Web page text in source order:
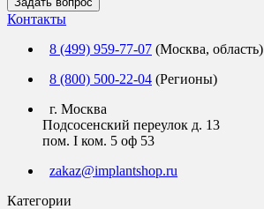
Контакты
8 (499) 959-77-07 (Москва, область)
8 (800) 500-22-04 (Регионы)
г. Москва
Подсосенский переулок д. 13
пом. I ком. 5 оф 53
zakaz@implantshop.ru
Категории